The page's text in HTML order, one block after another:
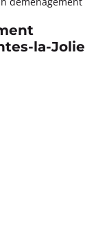
la-Jolie